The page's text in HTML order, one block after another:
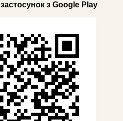
з Google Play